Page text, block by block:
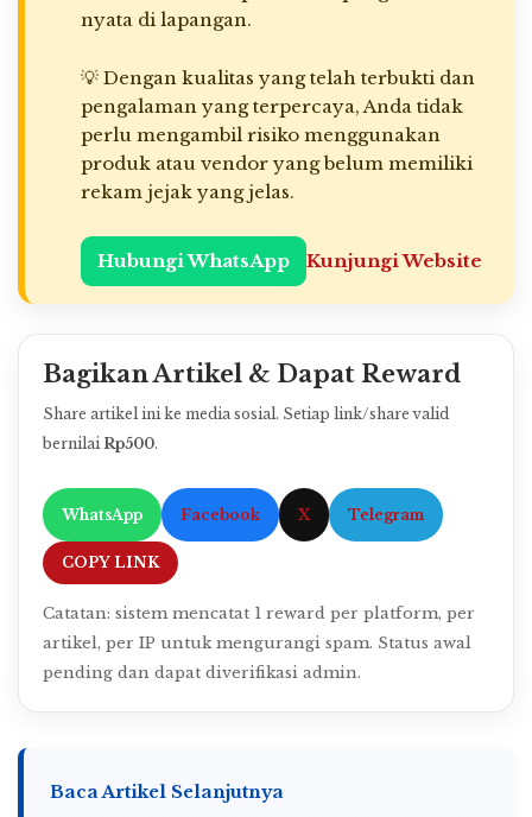
nyata di lapangan.
💡 Dengan kualitas yang telah terbukti dan
pengalaman yang terpercaya, Anda tidak
perlu mengambil risiko menggunakan
produk atau vendor yang belum memiliki
rekam jejak yang jelas.
Hubungi WhatsApp Kunjungi Website
Bagikan Artikel & Dapat Reward
Share artikel ini ke media sosial. Setiap link/share valid
bernilaiRp500.
WhatsApp Facebook X Telegram
COPY LINK
Catatan: sistem mencatat 1 reward per platform, per
artikel, per IP untuk mengurangi spam. Status awal
pending dan dapat diverifikasi admin.
Baca Artikel Selanjutnya